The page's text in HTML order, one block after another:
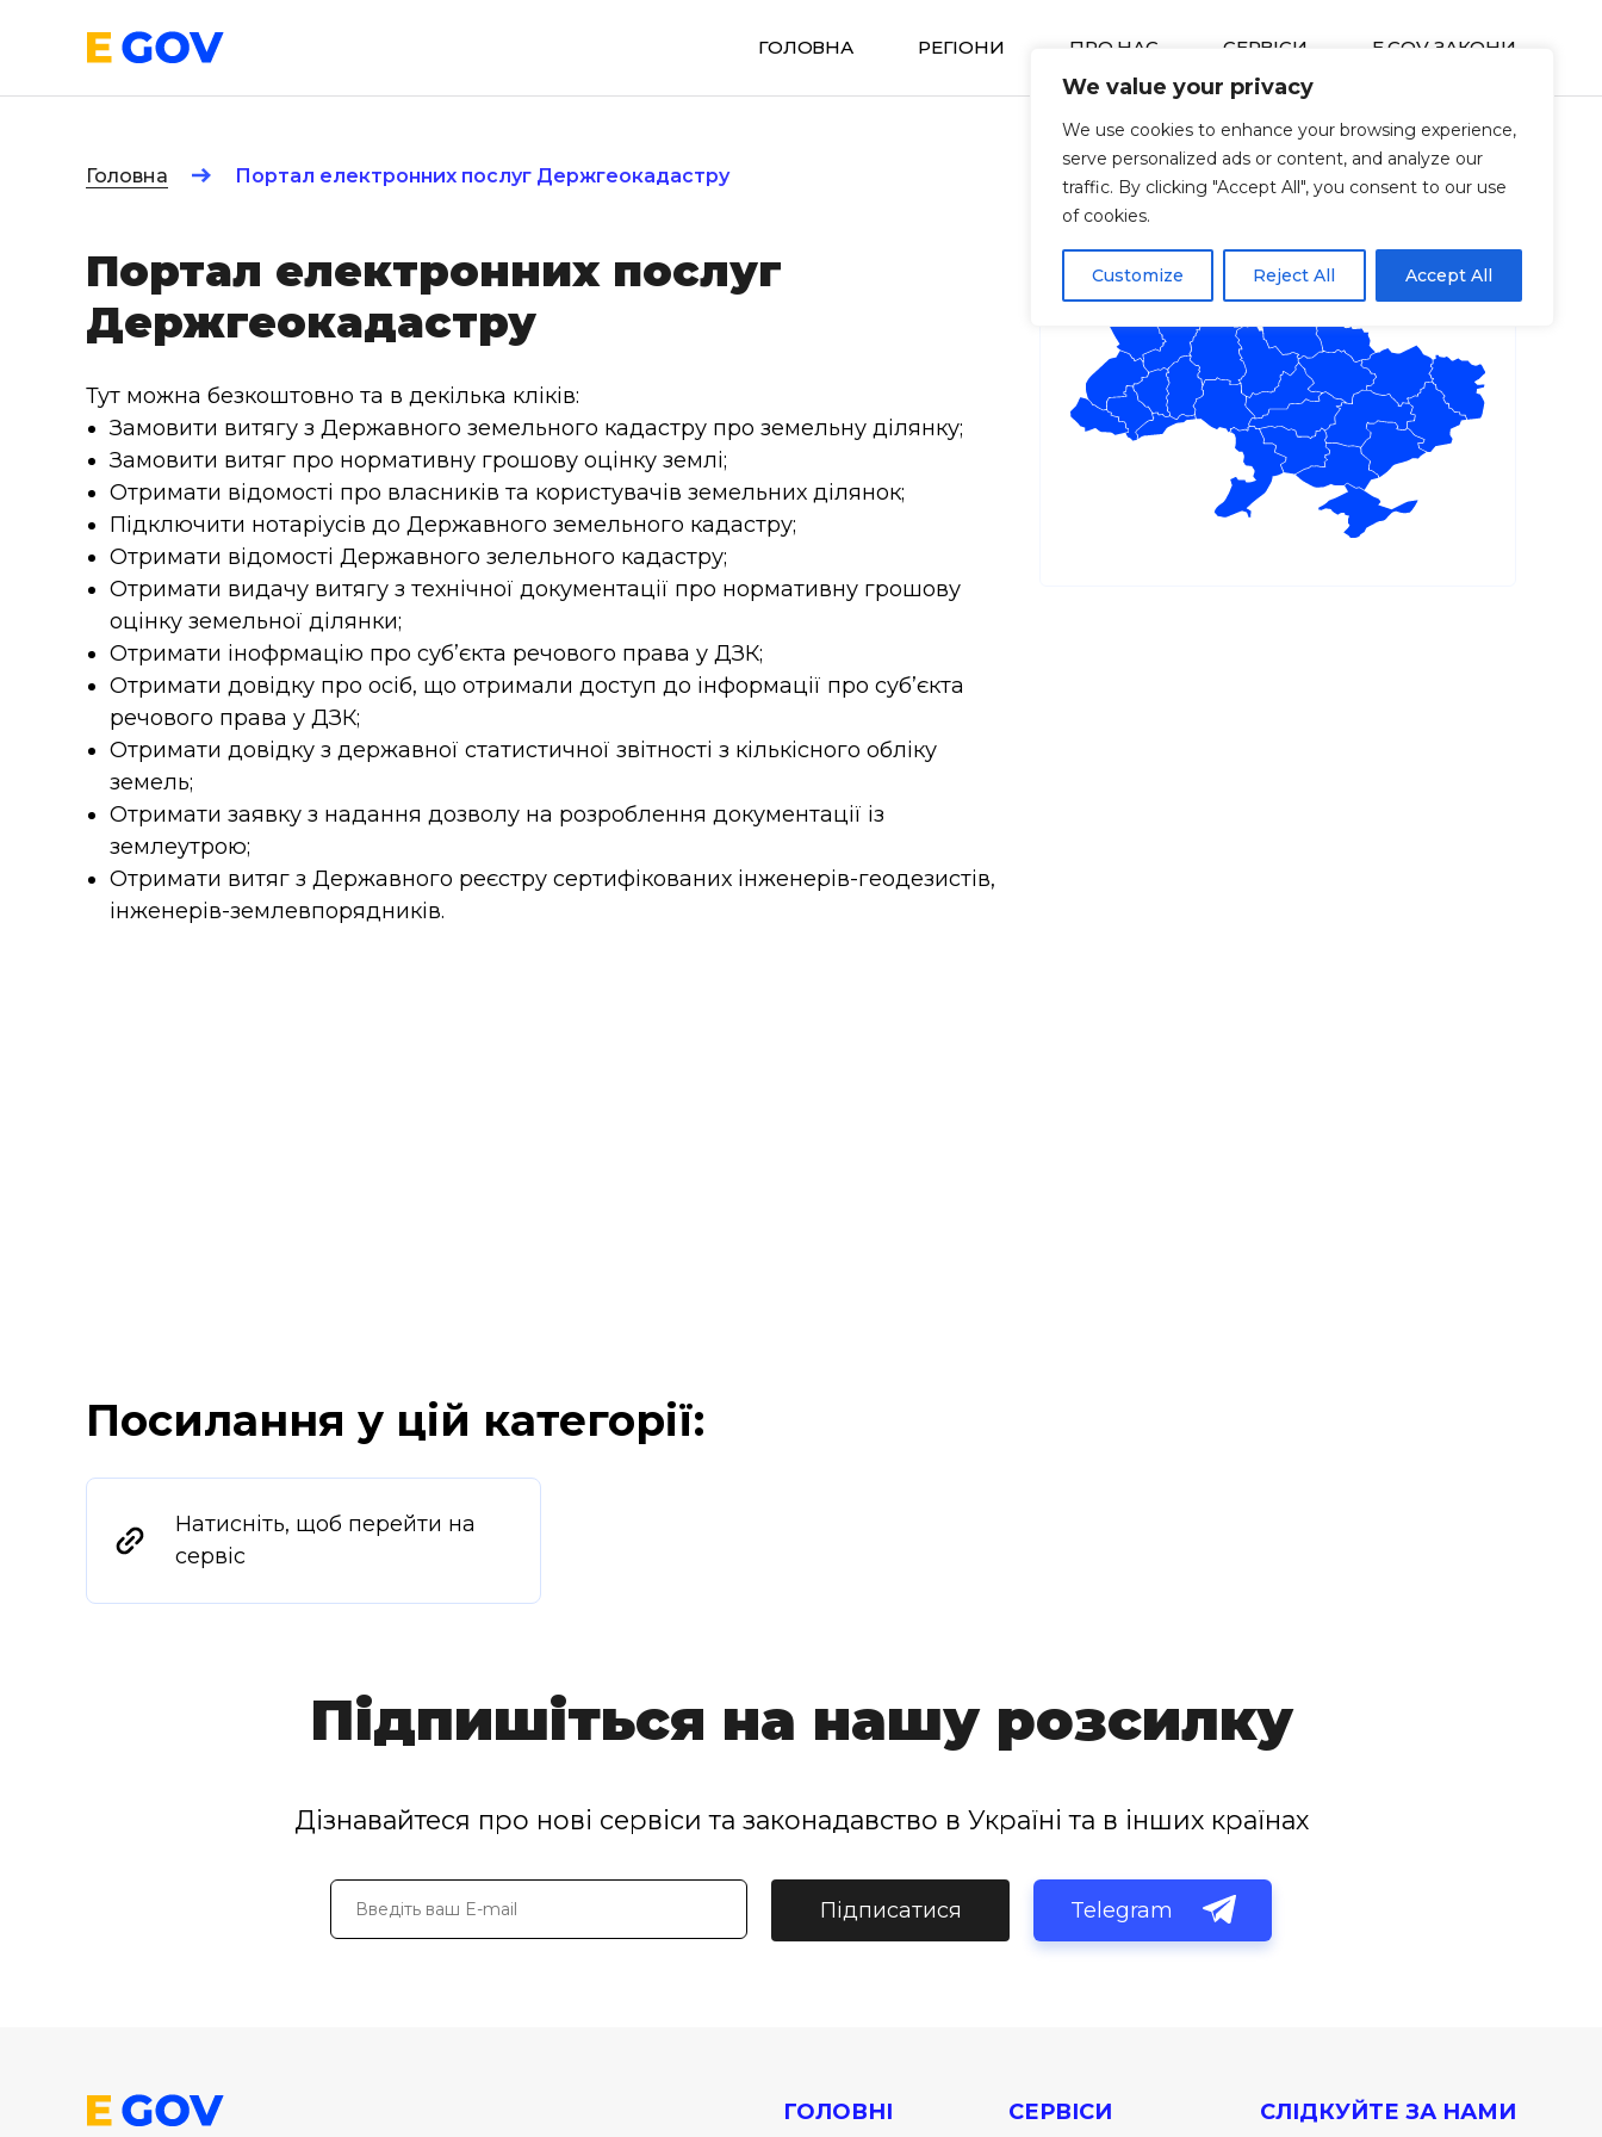
We value your privacy
We use cookies to enhance your browsing experience,
serve personalized ads or content, and analyze our
traffic. By clicking "Accept All", you consent to our use
of cookies.
Customize Reject All Accept All
ГОЛОВНА РЕГIОНИ ПРО НАС СЕРВIСИ E GOV ЗАКОНИ
Головна Портал електронних послуг Держгеокадастру
Портал електронних послуг
Держгеокадастру
Тут можна безкоштовно та в декілька кліків:
Замовити витягу з Державного земельного кадастру про земельну ділянку;
Замовити витяг про нормативну грошову оцінку землі;
Отримати відомості про власників та користувачів земельних ділянок;
Підключити нотаріусів до Державного земельного кадастру;
Отримати відомості Державного зелельного кадастру;
Отримати видачу витягу з технічної документації про нормативну грошову
оцінку земельної ділянки;
Отримати інофрмацію про суб’єкта речового права у ДЗК;
Отримати довідку про осіб, що отримали доступ до інформації про суб’єкта
речового права у ДЗК;
Отримати довідку з державної статистичної звітності з кількісного обліку
земель;
Отримати заявку з надання дозволу на розроблення документації із
землеутрою;
Отримати витяг з Державного реєстру сертифікованих інженерів-геодезистів,
інженерів-землевпорядників.
Посилання у цій категорії:
Натисніть, щоб перейти на
сервіс
Підпишіться на нашу розсилку
Дізнавайтеся про нові сервіси та законадавство в Україні та в інших країнах
Підписатися Telegram
ГОЛОВНІ СЕРВІСИ СЛІДКУЙТЕ ЗА НАМИ